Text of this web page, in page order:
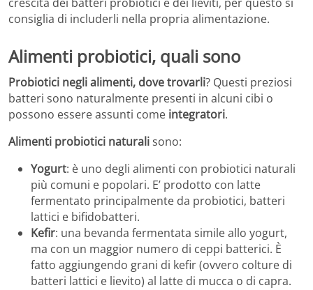
consiglia di includerli nella propria alimentazione.
Alimenti probiotici, quali sono
Probiotici negli alimenti, dove trovarli? Questi preziosi
batteri sono naturalmente presenti in alcuni cibi o
possono essere assunti come integratori.
Alimenti probiotici naturalisono:
Yogurt: è uno degli alimenti con probiotici naturali
più comuni e popolari. E’ prodotto con latte
fermentato principalmente da probiotici, batteri
lattici e bifidobatteri.
Kefir: una bevanda fermentata simile allo yogurt,
ma con un maggior numero di ceppi batterici. È
fatto aggiungendo grani di kefir (ovvero colture di
batteri lattici e lievito) al latte di mucca o di capra.